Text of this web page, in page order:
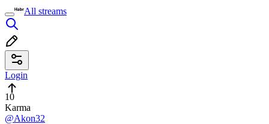
All streams
Login
10
Karma
@Akon32